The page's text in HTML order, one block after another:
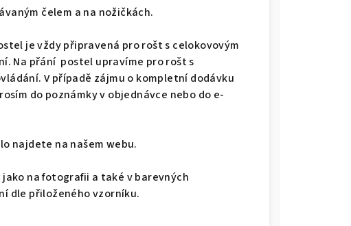
čelem a na nožičkách.
je vždy připravená pro rošt s celokovovým
Na přání postel upravíme pro rošt s
V případě zájmu o kompletní dodávku
do poznámky v objednávce nebo do e-
najdete na našem webu.
na fotografii a také v barevných
dle přiloženého vzorníku.